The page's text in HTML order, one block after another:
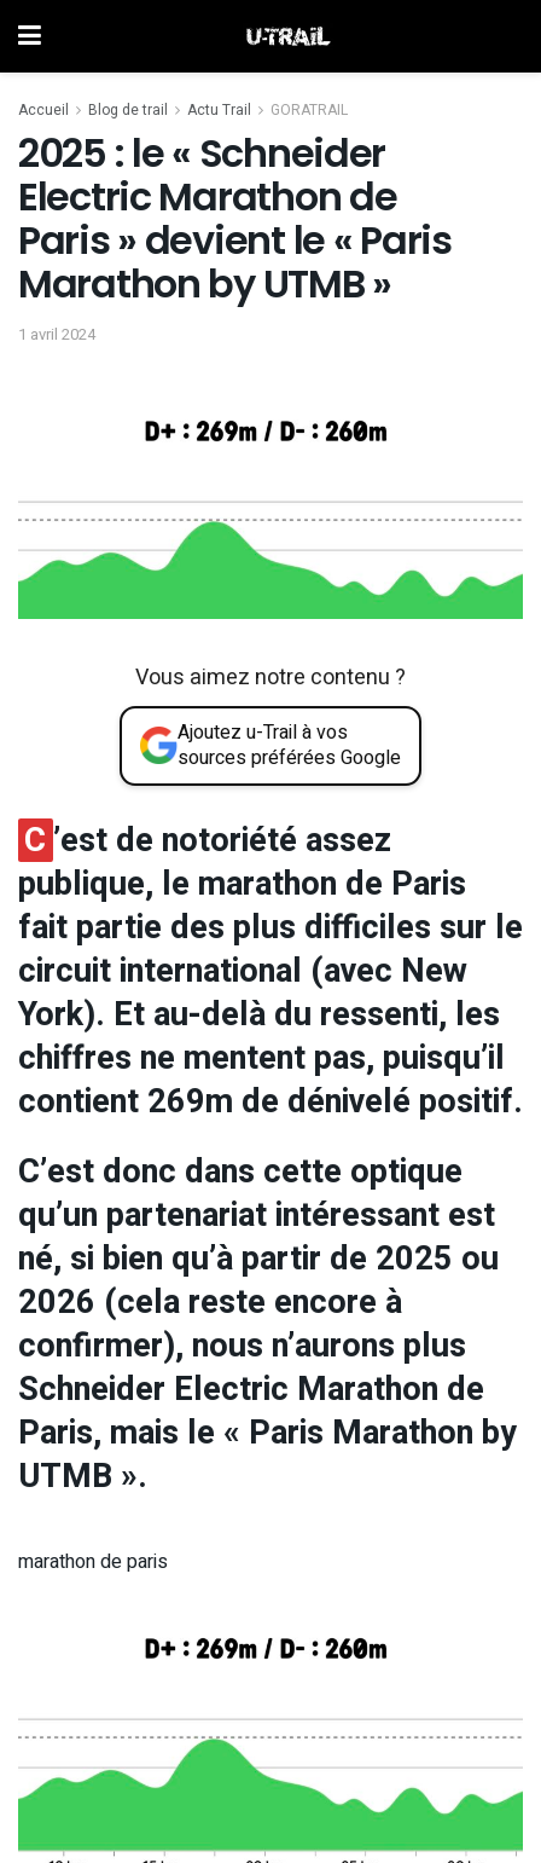
Accueil Blog de trail Actu Trail GORATRAIL
2025 : le « Schneider
Electric Marathon de
Paris » devient le « Paris
Marathon by UTMB »
1 avril 2024
Vous aimez notre contenu ?
Ajoutez u-Trail à vos
sources préférées Google
C ’est de notoriété assez
publique, le marathon de Paris
fait partie des plus difficiles sur le
circuit international (avec New
York). Et au-delà du ressenti, les
chiffres ne mentent pas, puisqu’il
contient 269m de dénivelé positif.
C’est donc dans cette optique
qu’un partenariat intéressant est
né, si bien qu’à partir de 2025 ou
2026 (cela reste encore à
confirmer), nous n’aurons plus
Schneider Electric Marathon de
Paris, mais le « Paris Marathon by
UTMB ».
marathon de paris